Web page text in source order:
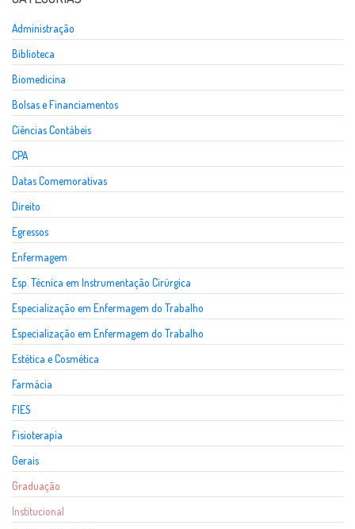
Administração
Biblioteca
Biomedicina
Bolsas e Financiamentos
Ciências Contábeis
CPA
Datas Comemorativas
Direito
Egressos
Enfermagem
Esp. Técnica em Instrumentação Cirúrgica
Especialização em Enfermagem do Trabalho
Especialização em Enfermagem do Trabalho
Estética e Cosmética
Farmácia
FIES
Fisioterapia
Gerais
Graduação
Institucional